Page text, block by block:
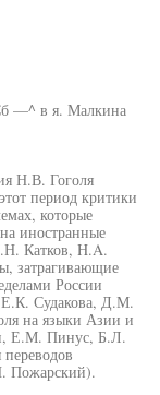
—^ в я. Малкина
Н.В. Гоголя
период критики
которые
иностранные
Катков, H.A.
затрагивающие
России
Судакова, Д.М.
на языки Азии и
Е.М. Пинус, Б.Л.
Пожарский).